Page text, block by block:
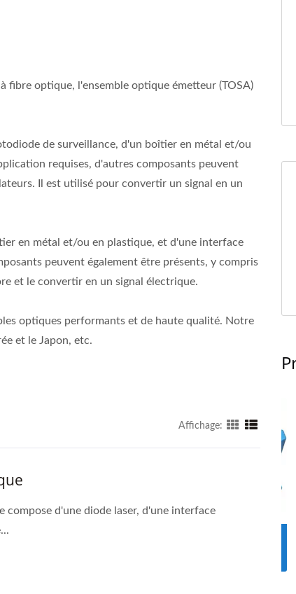
fibre optique, l'ensemble optique émetteur (TOSA)
de surveillance, d'un boîtier en métal et/ou
requises, d'autres composants peuvent
Il est utilisé pour convertir un signal en un
en métal et/ou en plastique, et d'une interface
peuvent également être présents, y compris
et le convertir en un signal électrique.
optiques performants et de haute qualité. Notre
et le Japon, etc.
Affichage:
compose d'une diode laser, d'une interface